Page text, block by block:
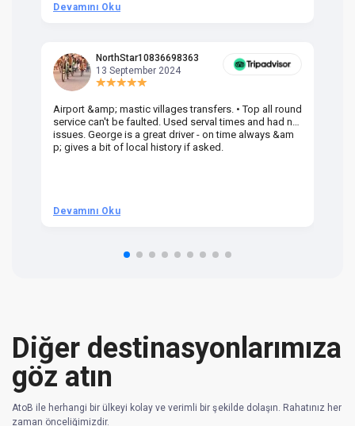
Devamını Oku
NorthStar10836698363
13 September 2024
Airport &amp; mastic villages transfers. • Top all round
service can't be faulted. Used serval times and had no
issues. George is a great driver - on time always &am
p; gives a bit of local history if asked.
Devamını Oku
Diğer destinasyonlarımıza
göz atın
AtoB ile herhangi bir ülkeyi kolay ve verimli bir şekilde dolaşın. Rahatınız her
zaman önceliğimizdir.